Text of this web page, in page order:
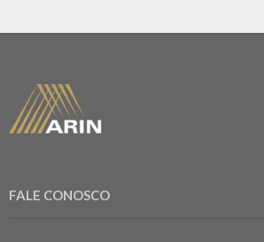
FALE CONOSCO